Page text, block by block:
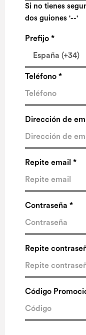
Si no tienes
dos guiones '--'
Prefijo *
Teléfono *
Dirección de
Repite email *
Contraseña *
Repite
Código